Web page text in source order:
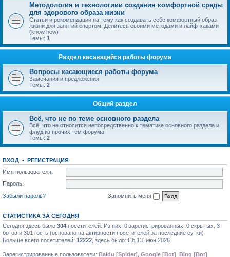
Методология и технологиии создания комфортной среды
для здорового образа жизни
Статьи и рекомендации на тему как создавать себе комфортный образ
жизни для занятий спортом. Делитесь своими методами и лайф-хаками
(know how)
Темы: 1
Раздел касающийся работы форума
Вопросы касающиеся работы форума
Замечания и предложения
Темы: 2
Общий раздел
Всё, что не по теме основного раздела
Всё, что не относится непосредственно к тематике основного раздела и
флуд из прочих тем форума
Темы: 2
ВХОД • РЕГИСТРАЦИЯ
Имя пользователя:
Пароль:
Забыли пароль?
Запомнить меня
СТАТИСТИКА ЗА СЕГОДНЯ
Сегодня здесь было 304 посетителей. Из них: 0 зарегистрированных, 0 скрытых, 3
ботов и 301 гость (основано на активности посетителей за последние сутки)
Больше всего посетителей: 12222 , здесь было: Сб 13. июн 2026
Зарегистрированные пользователи: Baidu [Spider] Google [Bot] Bing [Bot]